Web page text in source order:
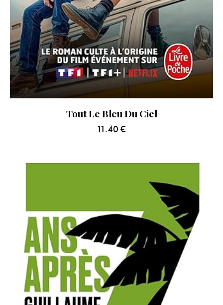
Tout Le Bleu Du Ciel
11.40 €